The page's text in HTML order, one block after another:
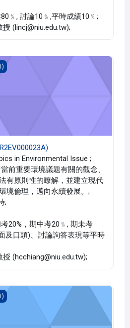
討論10﹪,平時成績10﹪;
(lincj@niu.edu.tw);
in Environmental Issue ;
前重要環境議題有關的觀念、
有原則性的瞭解，並建立現代
境倫理，邁向永續發展。;
;
20%，期中考20﹪, 期未考
及口頭)、討論詢答表現等平時
(hcchiang@niu.edu.tw);